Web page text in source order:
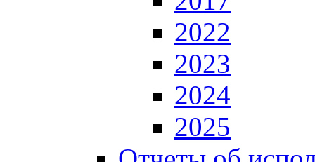
2022
2023
2024
2025